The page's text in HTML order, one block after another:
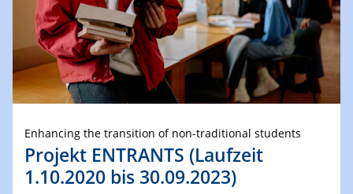
Enhancing the transition of non-traditional students
Projekt ENTRANTS (Laufzeit
1.10.2020 bis 30.09.2023)